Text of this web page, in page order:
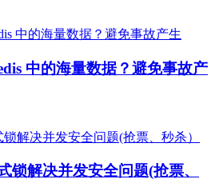
中的海量数据？避免事故产
锁解决并发安全问题(抢票、